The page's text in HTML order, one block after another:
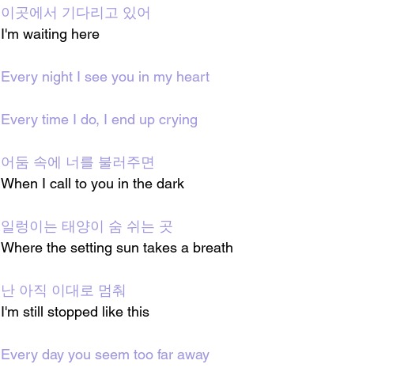
이곳에서 기다리고 있어
I'm waiting here
Every night I see you in my heart
Every time I do, I end up crying
어둠 속에 너를 불러주면
When I call to you in the dark
일렁이는 태양이 숨 쉬는 곳
Where the setting sun takes a breath
난 아직 이대로 멈춰
I'm still stopped like this
Every day you seem too far away